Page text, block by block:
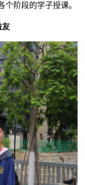
阶段的学子授课。
友